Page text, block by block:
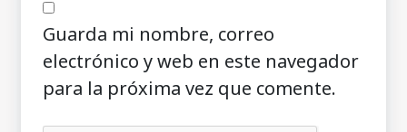
Guarda mi nombre, correo
electrónico y web en este navegador
para la próxima vez que comente.